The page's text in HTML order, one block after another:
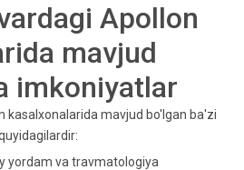
Apollon
mavjud
imkoniyatlar
kasalxonalarida mavjud bo'lgan ba'zi
yordam va travmatologiya